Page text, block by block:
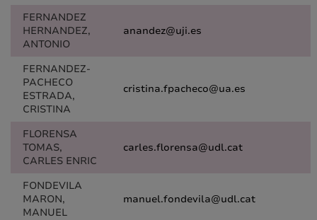
FERNANDEZ
HERNANDEZ,
ANTONIO
anandez@uji.es
FERNANDEZ-
PACHECO
ESTRADA,
CRISTINA
cristina.fpacheco@ua.es
FLORENSA
TOMAS,
CARLES ENRIC
carles.florensa@udl.cat
FONDEVILA
MARON,
MANUEL
manuel.fondevila@udl.cat